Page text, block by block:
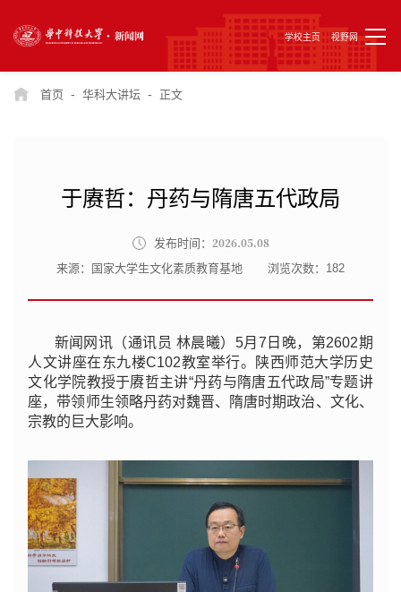
学校主页 视野网
首页 - 华科大讲坛 - 正文
于赓哲：丹药与隋唐五代政局
发布时间： 2026.05.08
来源：国家大学生文化素质教育基地 浏览次数： 182
新闻网讯（通讯员 林晨曦）5月7日晚，第2602期
人文讲座在东九楼C102教室举行。陕西师范大学历史
文化学院教授于赓哲主讲“丹药与隋唐五代政局”专题讲
座，带领师生领略丹药对魏晋、隋唐时期政治、文化、
宗教的巨大影响。